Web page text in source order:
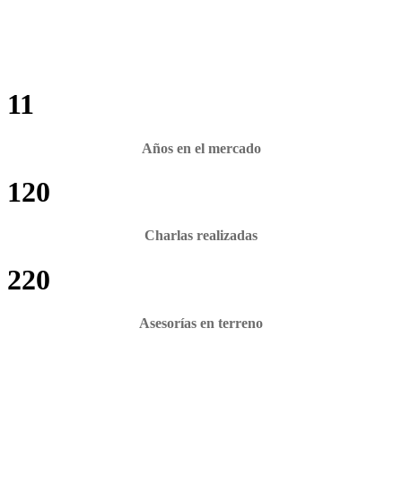
11
Años en el mercado
120
Charlas realizadas
220
Asesorías en terreno